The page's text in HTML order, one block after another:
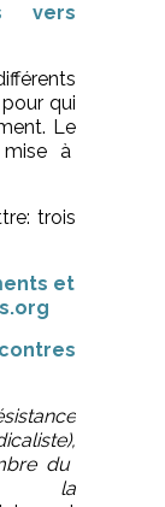
vers
qui
Le
à
trois
et
du
la